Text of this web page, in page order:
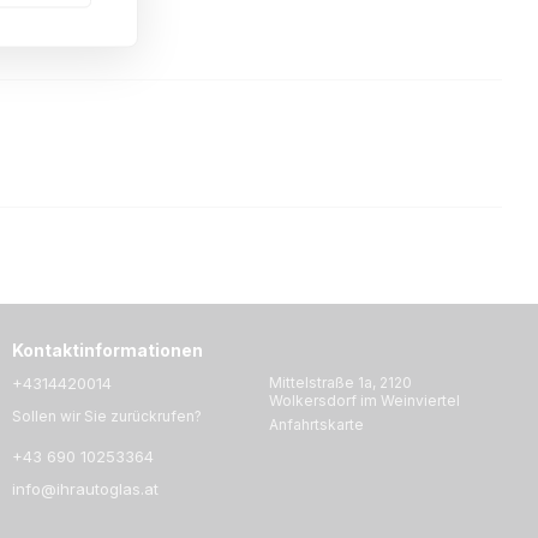
Kontaktinformationen
+4314420014
Sollen wir Sie zurückrufen?
+43 690 10253364
info@ihrautoglas.at
Mittelstraße 1a, 2120
Wolkersdorf im Weinviertel
Anfahrtskarte